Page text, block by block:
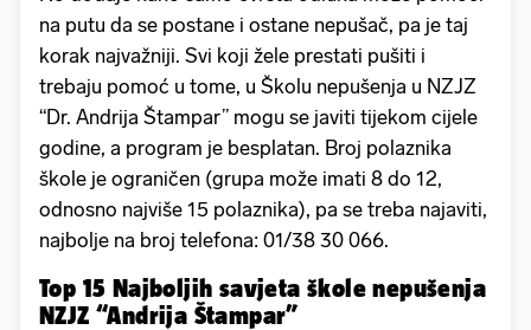
na putu da se postane i ostane nepušač, pa je taj
korak najvažniji. Svi koji žele prestati pušiti i
trebaju pomoć u tome, u Školu nepušenja u NZJZ
“Dr. Andrija Štampar” mogu se javiti tijekom cijele
godine, a program je besplatan. Broj polaznika
škole je ograničen (grupa može imati 8 do 12,
odnosno najviše 15 polaznika), pa se treba najaviti,
najbolje na broj telefona: 01/38 30 066.
Top 15 Najboljih savjeta škole nepušenja
NZJZ “Andrija Štampar”